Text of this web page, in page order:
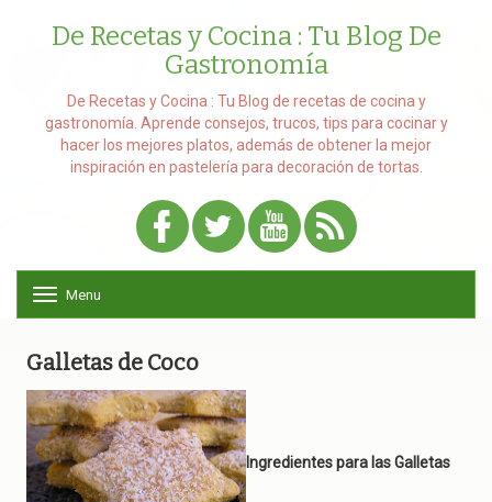
De Recetas y Cocina : Tu Blog De
Gastronomía
De Recetas y Cocina : Tu Blog de recetas de cocina y
gastronomía. Aprende consejos, trucos, tips para cocinar y
hacer los mejores platos, además de obtener la mejor
inspiración en pastelería para decoración de tortas.
o
e
n
a
v
i
g
Menu
Galletas de Coco
Ingredientes para las Galletas